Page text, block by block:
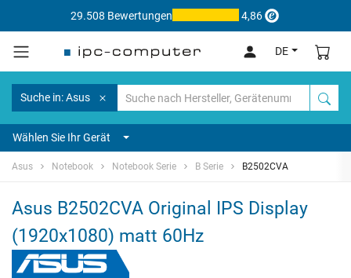
29.508 Bewertungen 4,86
DE
Suche in: Asus
Wählen Sie Ihr Gerät
Asus Notebook Notebook Serie B Serie B2502CVA
Asus B2502CVA Original IPS Display
(1920x1080) matt 60Hz